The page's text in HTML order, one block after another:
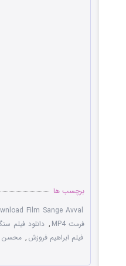
برچسب ها
Film Sange Avval
فرمت MP4
, دانلود فیلم
فیلم ابراهیم فروزش , محسن